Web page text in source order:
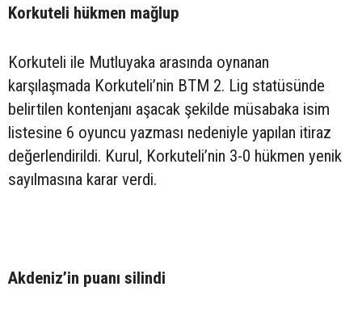
Korkuteli hükmen mağlup
Korkuteli ile Mutluyaka arasında oynanan
karşılaşmada Korkuteli’nin BTM 2. Lig statüsünde
belirtilen kontenjanı aşacak şekilde müsabaka isim
listesine 6 oyuncu yazması nedeniyle yapılan itiraz
değerlendirildi. Kurul, Korkuteli’nin 3-0 hükmen yenik
sayılmasına karar verdi.
Akdeniz’in puanı silindi